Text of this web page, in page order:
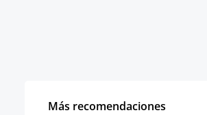
Más recomendaciones